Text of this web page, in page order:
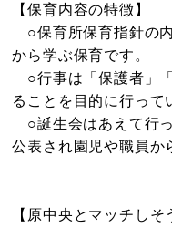
【保育内容の特徴】
○保育所保育指針の
から学ぶ保育です。
○行事は「保護者」
ることを目的に行って
○誕生会はあえて行
公表され園児や職員か
【原中央とマッチしそ